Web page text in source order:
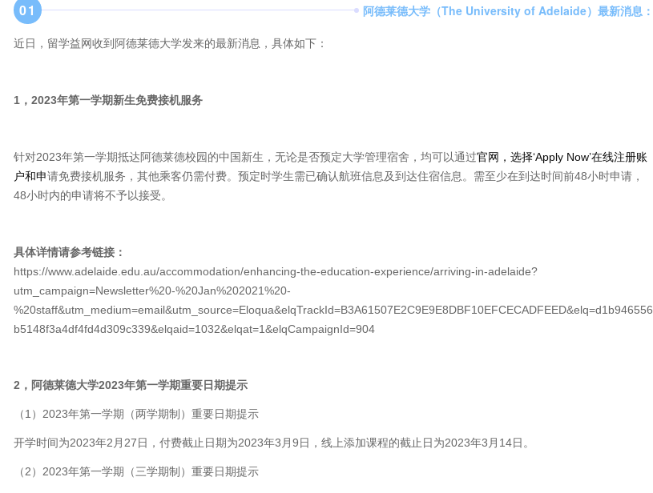
01 阿德莱德大学（The University of Adelaide）最新消息：
近日，留学益网收到阿德莱德大学发来的最新消息，具体如下：
1，2023年第一学期新生免费接机服务
针对2023年第一学期抵达阿德莱德校园的中国新生，无论是否预定大学管理宿舍，均可以通过官网 ，选择‘Apply Now’在线注册账
户和申请免费接机服务，其他乘客仍需付费。预定时学生需已确认航班信息及到达住宿信息。需至少在到达时间前48小时申请，
48小时内的申请将不予以接受。
具体详情请参考链接 ：
https://www.adelaide.edu.au/accommodation/enhancing-the-education-experience/arriving-in-adelaide?
utm_campaign=Newsletter%20-%20Jan%202021%20-
%20staff&utm_medium=email&utm_source=Eloqua&elqTrackId=B3A61507E2C9E9E8DBF10EFCECADFEED&elq=d1b946556
b5148f3a4df4fd4d309c339&elqaid=1032&elqat=1&elqCampaignId=904
2，阿德莱德大学2023年第一学期重要日期提示
（1）2023年第一学期（两学期制）重要日期提示
开学时间为2023年2月27日，付费截止日期为2023年3月9日，线上添加课程的截止日为2023年3月14日。
（2）2023年第一学期（三学期制）重要日期提示